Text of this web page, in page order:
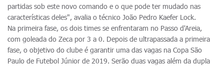
partidas sob este novo comando e o que pode ter mudado nas
características deles", avalia o técnico João Pedro Kaefer Lock.
Na primeira fase, os dois times se enfrentaram no Passo d'Areia,
com goleada do Zeca por 3 a 0. Depois de ultrapassada a primeira
fase, o objetivo do clube é garantir uma das vagas na Copa São
Paulo de Futebol Júnior de 2019. Serão duas vagas além da dupla